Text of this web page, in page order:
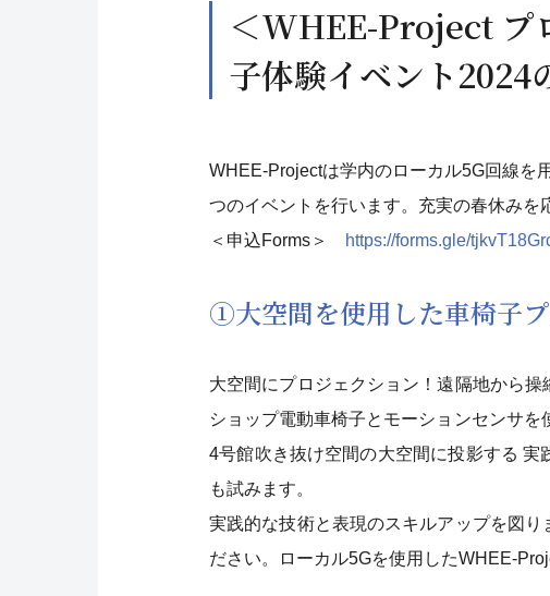
＜WHEE-Project プ
子体験イベント2024
WHEE-Projectは学内のローカル5G回線を
つのイベントを行います。充実の春休み
＜申込Forms＞
https://forms.gle/
①大空間を使用した車椅子
大空間にプロジェクション！遠隔地から
ショップ電動車椅子とモーションセンサ
4号館吹き抜け空間の大空間に投影する
も試みます。
実践的な技術と表現のスキルアップを図
ださい。ローカル5Gを使用したWHEE-